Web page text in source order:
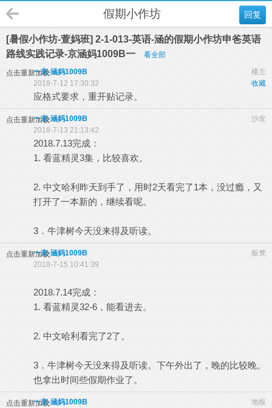
回复
假期小作坊
[暑假小作坊-萱妈班] 2-1-013-英语-涵的假期小作坊申爸英语
路线实践记录-京涵妈1009B一
看全部
点击重新加载 楼主
一京-涵妈1009B
收藏
2018-7-12 17:30:32
应格式要求，重开贴记录。
点击重新加载 沙发
一京-涵妈1009B
2018-7-13 21:13:42
2018.7.13完成：
1. 看蓝精灵3集，比较喜欢。
2. 中文哈利昨天到手了，用时2天看完了1本，没过瘾，又
打开了一本新的，继续看呢。
3．牛津树今天没来得及听读。
点击重新加载 板凳
一京-涵妈1009B
2018-7-15 10:41:39
2018.7.14完成：
1. 看蓝精灵32-6，能看进去。
2. 中文哈利看完了2了。
3．牛津树今天没来得及听读。下午外出了，晚的比较晚。
也拿出时间些假期作业了。
点击重新加载 地板
一京-涵妈1009B